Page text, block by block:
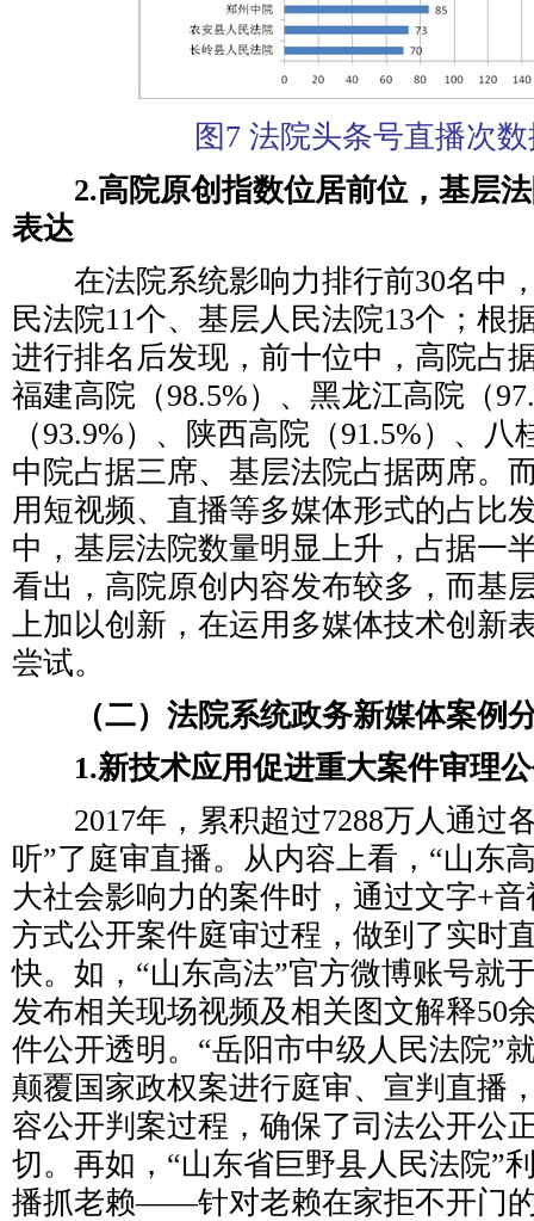
图7 法院头条号直播次
2.高院原创指数位居前位，基层
表达
在法院系统影响力排行前30名中
民法院11个、基层人民法院13个；根
进行排名后发现，前十位中，高院占
福建高院（98.5%）、黑龙江高院（
（93.9%）、陕西高院（91.5%）、八
中院占据三席、基层法院占据两席。
用短视频、直播等多媒体形式的占比
中，基层法院数量明显上升，占据一
看出，高院原创内容发布较多，而基
上加以创新，在运用多媒体技术创新
尝试。
（二）法院系统政务新媒体案例
1.新技术应用促进重大案件审理
2017年，累积超过7288万人通过
听”了庭审直播。从内容上看，“山东
大社会影响力的案件时，通过文字+
方式公开案件庭审过程，做到了实时
快。如，“山东高法”官方微博账号就
发布相关现场视频及相关图文解释50
件公开透明。“岳阳市中级人民法院”
颠覆国家政权案进行庭审、宣判直播
容公开判案过程，确保了司法公开公
切。再如，“山东省巨野县人民法院”
播抓老赖——针对老赖在家拒不开门